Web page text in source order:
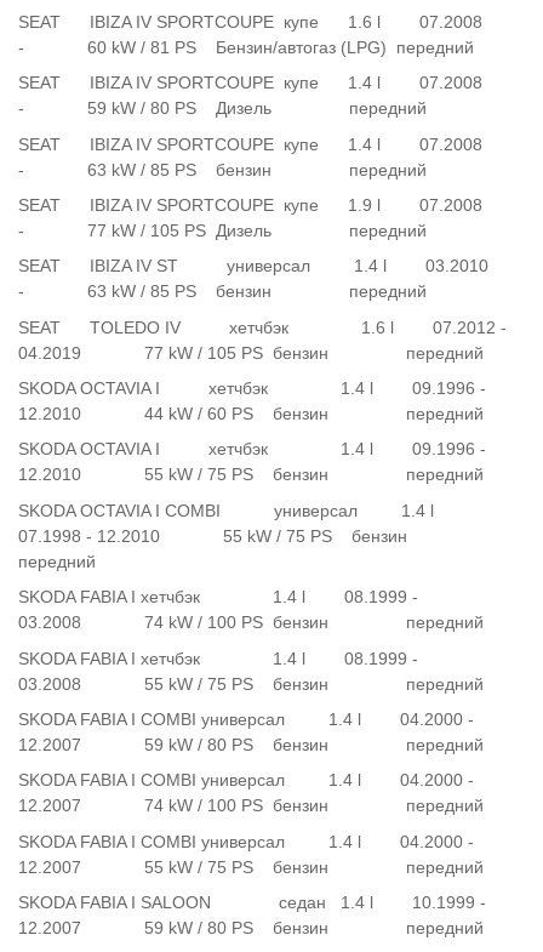
SEAT IBIZA IV SPORTCOUPE купе 1.6 l 07.2008
- 60 kW / 81 PS Бензин/автогаз (LPG) передний
SEAT IBIZA IV SPORTCOUPE купе 1.4 l 07.2008
- 59 kW / 80 PS Дизель передний
SEAT IBIZA IV SPORTCOUPE купе 1.4 l 07.2008
- 63 kW / 85 PS бензин передний
SEAT IBIZA IV SPORTCOUPE купе 1.9 l 07.2008
- 77 kW / 105 PS Дизель передний
SEAT IBIZA IV ST универсал 1.4 l 03.2010
- 63 kW / 85 PS бензин передний
SEAT TOLEDO IV хетчбэк 1.6 l 07.2012 -
04.2019 77 kW / 105 PS бензин передний
SKODA OCTAVIA I хетчбэк 1.4 l 09.1996 -
12.2010 44 kW / 60 PS бензин передний
SKODA OCTAVIA I хетчбэк 1.4 l 09.1996 -
12.2010 55 kW / 75 PS бензин передний
SKODA OCTAVIA I COMBI универсал 1.4 l
07.1998 - 12.2010 55 kW / 75 PS бензин
передний
SKODA FABIA I хетчбэк 1.4 l 08.1999 -
03.2008 74 kW / 100 PS бензин передний
SKODA FABIA I хетчбэк 1.4 l 08.1999 -
03.2008 55 kW / 75 PS бензин передний
SKODA FABIA I COMBI универсал 1.4 l 04.2000 -
12.2007 59 kW / 80 PS бензин передний
SKODA FABIA I COMBI универсал 1.4 l 04.2000 -
12.2007 74 kW / 100 PS бензин передний
SKODA FABIA I COMBI универсал 1.4 l 04.2000 -
12.2007 55 kW / 75 PS бензин передний
SKODA FABIA I SALOON седан 1.4 l 10.1999 -
12.2007 59 kW / 80 PS бензин передний